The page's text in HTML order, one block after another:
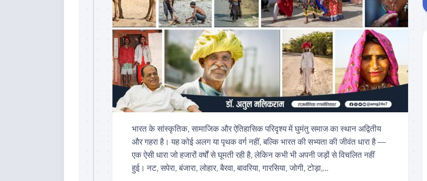
भारत के सांस्कृतिक, सामाजिक और ऐतिहासिक परिदृश्य में घुमंतु समाज का स्थान अद्वितीय
और गहरा है। यह कोई अलग या पृथक वर्ग नहीं, बल्कि भारत की सभ्यता की जीवंत धारा है —
एक ऐसी धारा जो हजारों वर्षों से घूमती रही है, लेकिन कभी भी अपनी जड़ों से विचलित नहीं
हुई। नट, सपेरा, बंजारा, लोहार, बैरवा, बावरिया, गारसिया, जोगी, टोड़ा,...